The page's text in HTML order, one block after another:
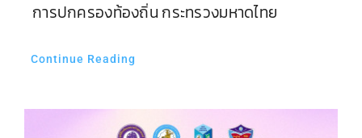
การปกครองท้องถิ่น กระทรวงมหาดไทย
Continue Reading